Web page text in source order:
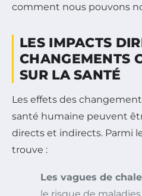
comment nous pouvons
LES IMPACTS
CHANGEMENTS
SUR LA SANTÉ
Les effets des
santé humaine peuvent
directs et indirects. Parmi
trouve :
Les vagues de